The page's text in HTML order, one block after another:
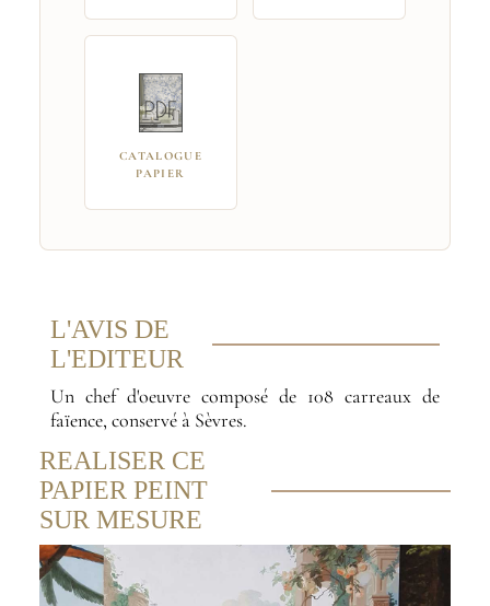
CATALOGUE
PAPIER
L'AVIS DE
L'EDITEUR
Un chef d'oeuvre composé de 108 carreaux de
faïence, conservé à Sèvres.
REALISER CE
PAPIER PEINT
SUR MESURE